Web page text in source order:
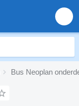
Bus Neoplan